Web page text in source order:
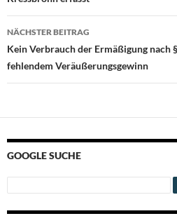
NÄCHSTER BEITRAG
Kein Verbrauch der Ermäßigung nach
fehlendem Veräußerungsgewinn
GOOGLE SUCHE